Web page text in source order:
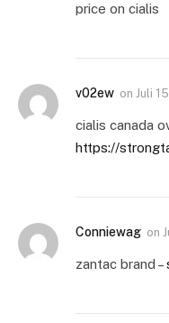
price on cialis
v02ew on Juli
cialis canada
https://
Conniewag on
zantac brand –